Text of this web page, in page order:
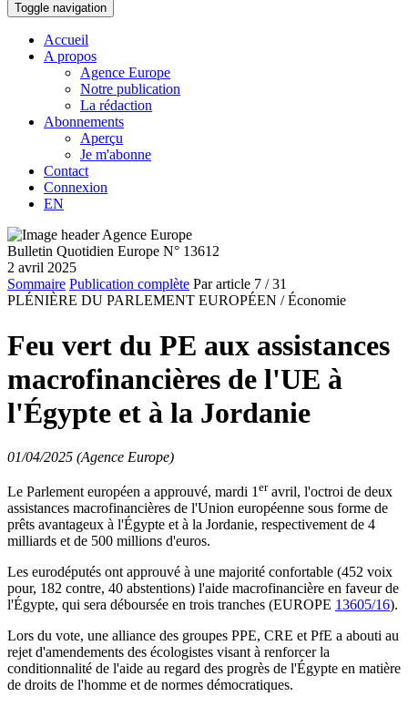
Toggle navigation
Accueil
A propos
Agence Europe
Notre publication
La rédaction
Abonnements
Aperçu
Je m'abonne
Contact
Connexion
EN
Bulletin Quotidien Europe N° 13612
2 avril 2025
Sommaire Publication complète Par article 7 / 31
PLÉNIÈRE DU PARLEMENT EUROPÉEN / Économie
Feu vert du PE aux assistances
macrofinancières de l'UE à
l'Égypte et à la Jordanie
01/04/2025 (Agence Europe)
Le Parlement européen a approuvé, mardi 1 eravril, l'octroi de deux
assistances macrofinancières de l'Union européenne sous forme de
prêts avantageux à l'Égypte et à la Jordanie, respectivement de 4
milliards et de 500 millions d'euros.
Les eurodéputés ont approuvé à une majorité confortable (452 voix
pour, 182 contre, 40 abstentions) l'aide macrofinancière en faveur de
l'Égypte, qui sera déboursée en trois tranches (EUROPE 13605/16).
Lors du vote, une alliance des groupes PPE, CRE et PfE a abouti au
rejet d'amendements des écologistes visant à renforcer la
conditionnalité de l'aide au regard des progrès de l'Égypte en matière
de droits de l'homme et de normes démocratiques.